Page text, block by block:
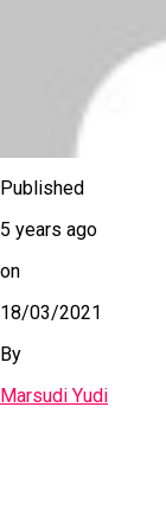
Published
5 years ago
on
18/03/2021
By
Marsudi Yudi